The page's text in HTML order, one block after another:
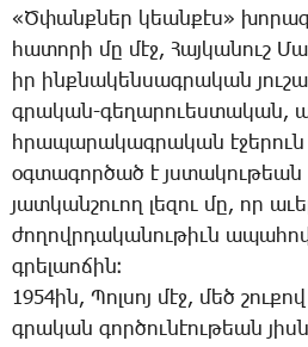
«Ծ­փանք­ներ կեան­քէս»
հա­տո­րի մը մէջ, ­Հայ­կա­նուշ
իր ինք­նա­կեն­սագ­րա­կան
գրա­կան-գե­ղա­րո­ւես­տա­կան,
հրա­պա­րա­կագ­րա­կան է­ջե­րուն
օգ­տա­գոր­ծած է
յատ­կան­շո­ւող լե­զու մը, որ
ժո­ղովրդա­կա­նու­թիւն
գրե­լաո­ճին։
1954ին, ­Պոլ­սոյ մէջ, մեծ
գրա­կան գոր­ծու­նէու­թեան